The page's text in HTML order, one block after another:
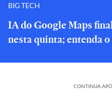
BIG TECH
IA do Google Maps
nesta quinta; entenda
CONTINUA